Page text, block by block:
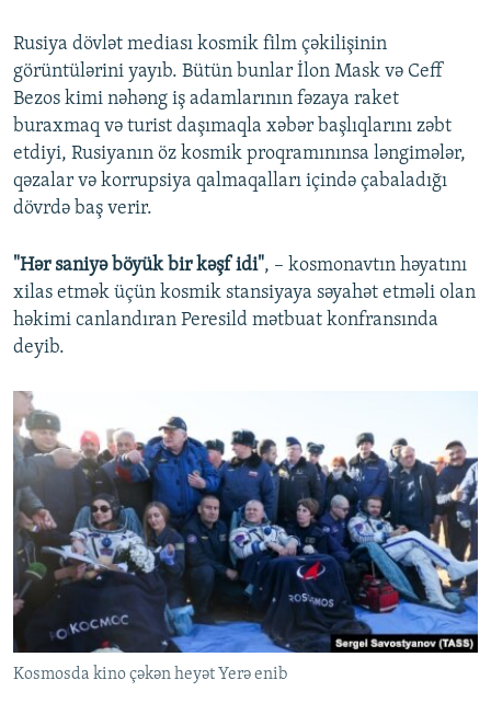
Rusiya dövlət mediası kosmik film çəkilişinin
görüntülərini yayıb. Bütün bunlar İlon Mask və Ceff
Bezos kimi nəhəng iş adamlarının fəzaya raket
buraxmaq və turist daşımaqla xəbər başlıqlarını zəbt
etdiyi, Rusiyanın öz kosmik proqramınınsa ləngimələr,
qəzalar və korrupsiya qalmaqalları içində çabaladığı
dövrdə baş verir.
"Hər saniyə böyük bir kəşf idi", – kosmonavtın həyatını
xilas etmək üçün kosmik stansiyaya səyahət etməli olan
həkimi canlandıran Peresild mətbuat konfransında
deyib.
Kosmosda kino çəkən heyət Yerə enib